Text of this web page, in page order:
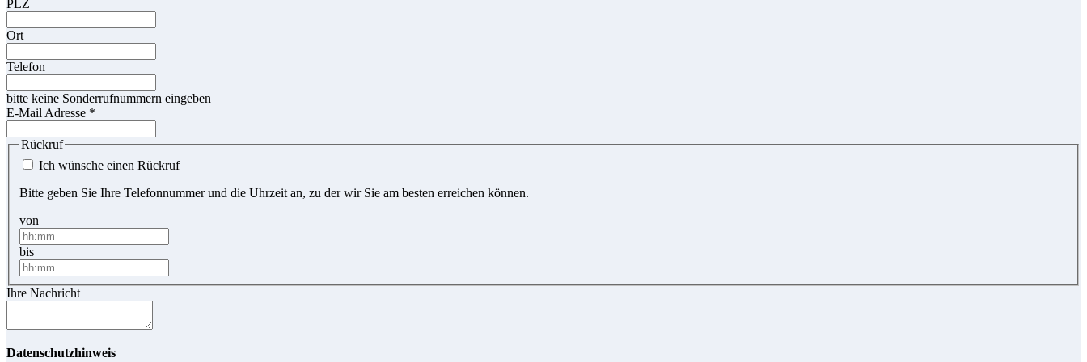
PLZ
Ort
Telefon
bitte keine Sonderrufnummern eingeben
E-Mail Adresse *
Rückruf
Ich wünsche einen Rückruf
Bitte geben Sie Ihre Telefonnummer und die Uhrzeit an, zu der wir Sie am besten erreichen können.
von
bis
Ihre Nachricht
Datenschutzhinweis